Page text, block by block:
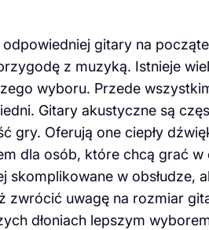
gitary na
z muzyką. Istnieje
wyboru. Przede
Gitary akustyczne są
gry. Oferują one ciepły
dla osób, które chcą grać
skomplikowane w obsłudze,
zwrócić uwagę na rozmiar
dłoniach lepszym